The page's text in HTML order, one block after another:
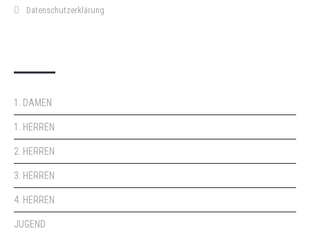
Datenschutzerklärung
1. DAMEN
1. HERREN
2. HERREN
3. HERREN
4. HERREN
JUGEND